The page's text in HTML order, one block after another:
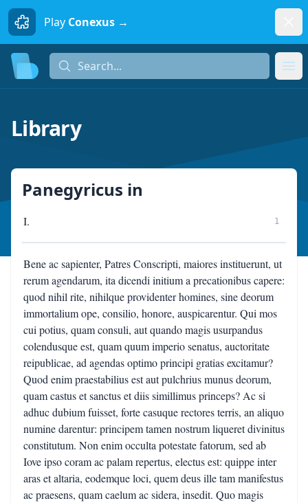
Play Conexus →
Search...
Library
Panegyricus in
I. 1
Bene ac sapienter, Patres Conscripti, maiores instituerunt, ut
rerum agendarum, ita dicendi initium a precationibus capere:
quod nihil rite, nihilque providenter homines, sine deorum
immortalium ope, consilio, honore, auspicarentur. Qui mos
cui potius, quam consuli, aut quando magis usurpandus
colendusque est, quam quum imperio senatus, auctoritate
reipublicae, ad agendas optimo principi gratias excitamur?
Quod enim praestabilius est aut pulchrius munus deorum,
quam castus et sanctus et diis simillimus princeps? Ac si
adhuc dubium fuisset, forte casuque rectores terris, an aliquo
numine darentur: principem tamen nostrum liqueret divinitus
constitutum. Non enim occulta potestate fatorum, sed ab
Iove ipso coram ac palam repertus, electus est: quippe inter
aras et altaria, eodemque loci, quem deus ille tam manifestus
ac praesens, quam caelum ac sidera, insedit. Quo magis